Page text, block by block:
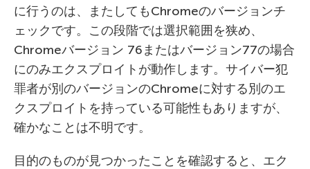
に行うのは、またしてもChromeのバージョンチ
ェックです。この段階では選択範囲を狭め、
Chromeバージョン 76またはバージョン77の場合
にのみエクスプロイトが動作します。サイバー犯
罪者が別のバージョンのChromeに対する別のエ
クスプロイトを持っている可能性もありますが、
確かなことは不明です。
目的のものが見つかったことを確認すると、エク